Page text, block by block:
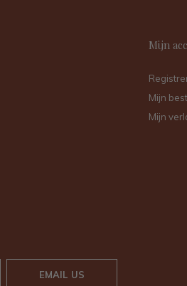
Mijn
Mijn
Mijn
EMAIL US